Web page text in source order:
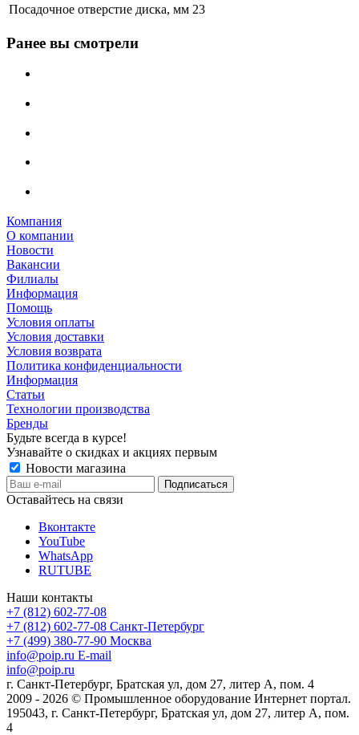
Посадочное отверстие диска, мм 23
Ранее вы смотрели
Компания
О компании
Новости
Вакансии
Филиалы
Информация
Помощь
Условия оплаты
Условия доставки
Условия возврата
Политика конфиденциальности
Информация
Статьи
Технологии производства
Бренды
Будьте всегда в курсе!
Узнавайте о скидках и акциях первым
Новости магазина
Оставайтесь на связи
Вконтакте
YouTube
WhatsApp
RUTUBE
Наши контакты
+7 (812) 602-77-08
+7 (812) 602-77-08 Санкт-Петербург
+7 (499) 380-77-90 Москва
info@poip.ru E-mail
info@poip.ru
г. Санкт-Петербург, Братская ул, дом 27, литер А, пом. 4
2009 - 2026 © Промышленное оборудование Интернет портал.
195043, г. Санкт-Петербург, Братская ул, дом 27, литер А, пом.
4